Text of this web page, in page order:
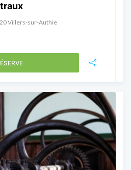
Villers-sur-Authie